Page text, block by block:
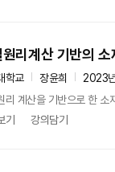
리계산 기반의
학교 장윤희
2023
리 계산을 기반으로 한 소
기
강의담기